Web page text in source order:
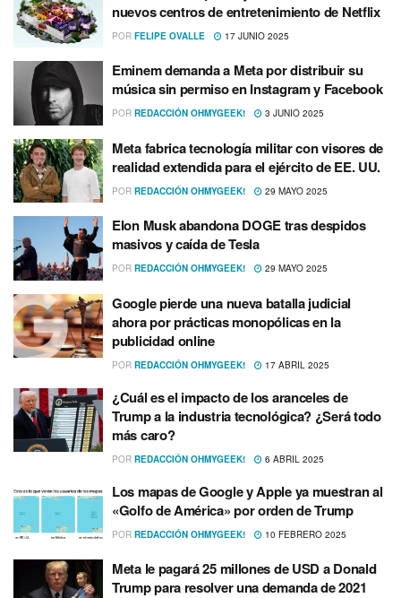
nuevos centros de entretenimiento de Netflix
POR FELIPE OVALLE 17 JUNIO 2025
Eminem demanda a Meta por distribuir su
música sin permiso en Instagram y Facebook
POR REDACCIÓN OHMYGEEK! 3 JUNIO 2025
Meta fabrica tecnología militar con visores de
realidad extendida para el ejército de EE. UU.
POR REDACCIÓN OHMYGEEK! 29 MAYO 2025
Elon Musk abandona DOGE tras despidos
masivos y caída de Tesla
POR REDACCIÓN OHMYGEEK! 29 MAYO 2025
Google pierde una nueva batalla judicial
ahora por prácticas monopólicas en la
publicidad online
POR REDACCIÓN OHMYGEEK! 17 ABRIL 2025
¿Cuál es el impacto de los aranceles de
Trump a la industria tecnológica? ¿Será todo
más caro?
POR REDACCIÓN OHMYGEEK! 6 ABRIL 2025
Los mapas de Google y Apple ya muestran al
«Golfo de América» por orden de Trump
POR REDACCIÓN OHMYGEEK! 10 FEBRERO 2025
Meta le pagará 25 millones de USD a Donald
Trump para resolver una demanda de 2021